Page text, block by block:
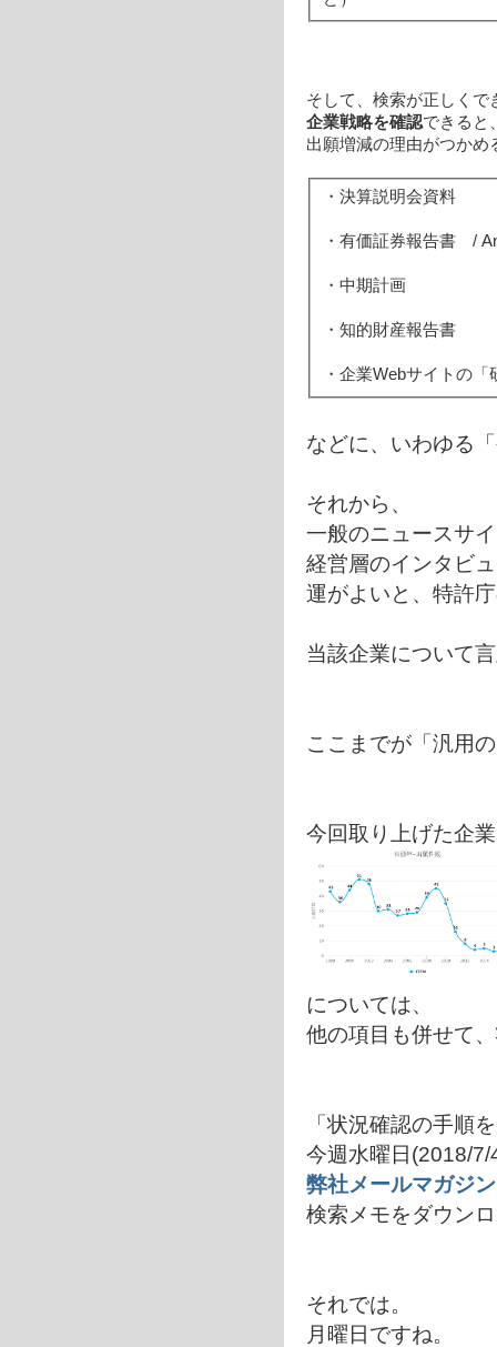
そして、検索が正しくで
企業戦略を確認できると
出願増減の理由がつかめ
・決算説明会資料
・有価証券報告書 /
・中期計画
・知的財産報告書
・企業Webサイトの
などに、いわゆる
それから、
一般のニュースサ
経営層のインタビ
運がよいと、特許
当該企業について
ここまでが「汎用
今回取り上げた企
については、
他の項目も併せて
「状況確認の手順
今週水曜日(2018/
弊社メールマガジン
検索メモをダウン
それでは。
月曜日ですね。